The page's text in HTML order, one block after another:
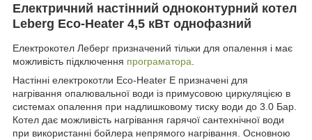
Електричний настінний одноконтурний котел
Leberg Eco-Heater 4,5 кВт однофазний
Електрокотел Леберг призначений тільки для опалення і має
можливість підключення програматора.
Настінні електрокотли Eco-Heater E призначені для
нагрівання опалювальної води із примусовою циркуляцією в
системах опалення при надлишковому тиску води до 3.0 Бар.
Котел дає можливість нагрівання гарячої сантехнічної води
при використанні бойлера непрямого нагрівання. Основною